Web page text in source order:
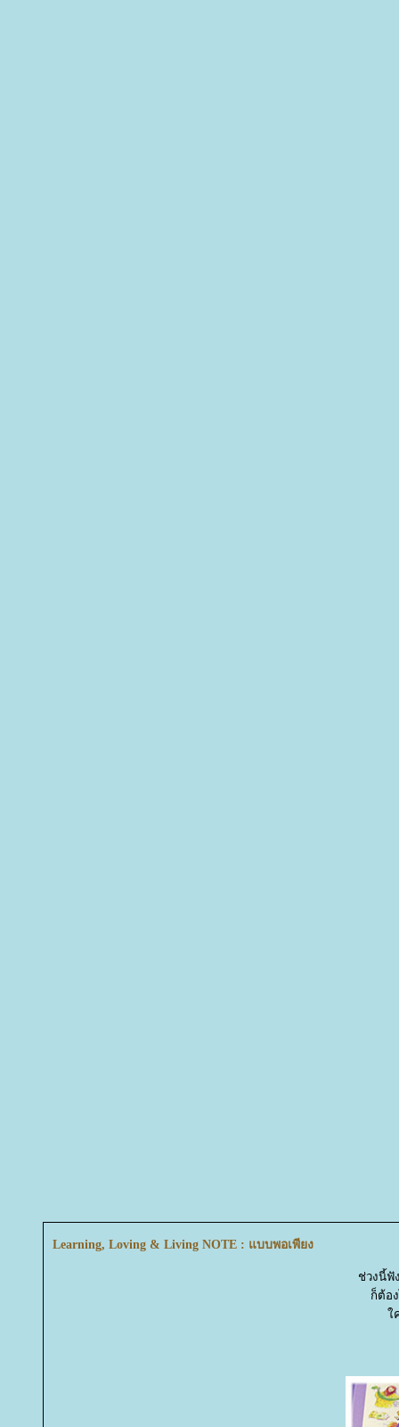
Learning, Loving & Living NOTE : แบบพอเพียง
ช่วงนี้ฟั
ก็ต้อ
ค